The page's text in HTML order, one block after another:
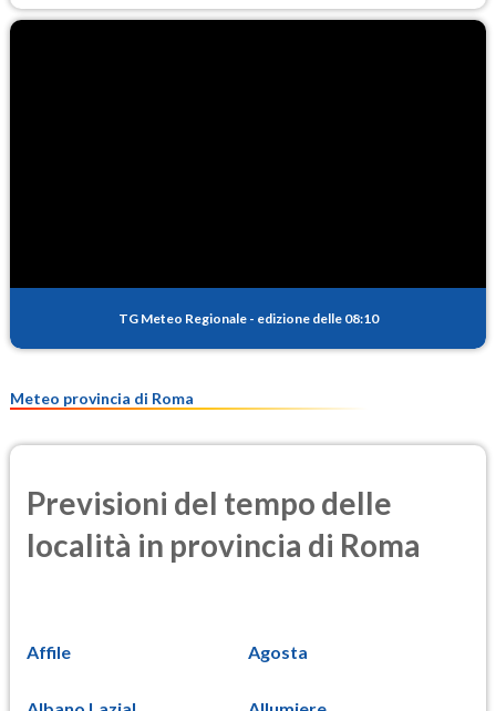
TG Meteo Regionale - edizione delle 08:10
Meteo provincia di Roma
Previsioni del tempo delle
località in provincia di Roma
Affile Agosta